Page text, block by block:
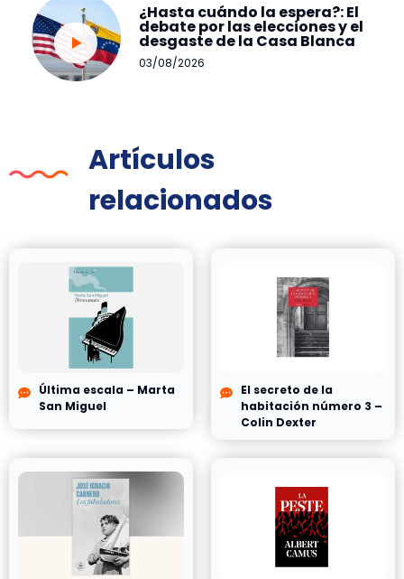
¿Hasta cuándo la espera?: El
debate por las elecciones y el
desgaste de la Casa Blanca
03/08/2026
Artículos
relacionados
Última escala – Marta
San Miguel
El secreto de la
habitación número 3 –
Colin Dexter